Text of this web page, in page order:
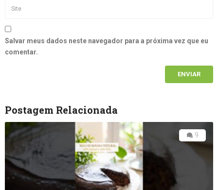
Salvar meus dados neste navegador para a próxima vez que eu
comentar.
Postagem Relacionada
9